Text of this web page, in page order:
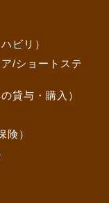
ビリ）
/ショートステ
貸与・購入）
険）